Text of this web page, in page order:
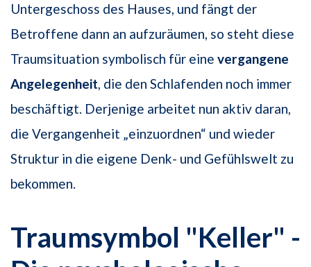
Untergeschoss des Hauses, und fängt der
Betroffene dann an aufzuräumen, so steht diese
Traumsituation symbolisch für eine vergangene
Angelegenheit, die den Schlafenden noch immer
beschäftigt. Derjenige arbeitet nun aktiv daran,
die Vergangenheit „einzuordnen“ und wieder
Struktur in die eigene Denk- und Gefühlswelt zu
bekommen.
Traumsymbol "Keller" -